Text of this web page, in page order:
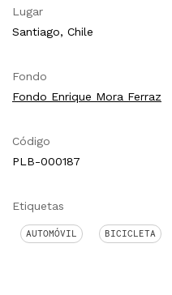
Lugar
Santiago, Chile
Fondo
Fondo Enrique Mora Ferraz
Código
PLB-000187
Etiquetas
AUTOMÓVIL BICICLETA